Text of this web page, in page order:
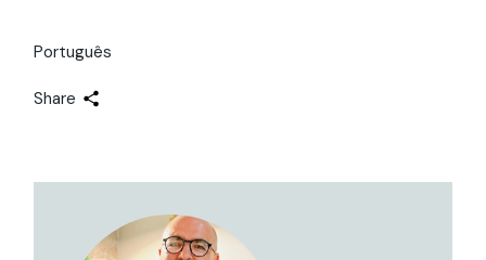
Português
Share